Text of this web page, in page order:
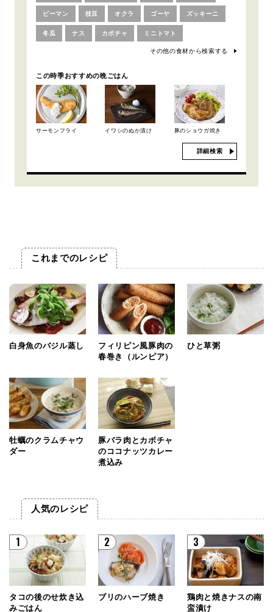
ピーマン 枝豆 オクラ ゴーヤ ズッキーニ
冬瓜 ナス カボチャ ミニトマト
その他の食材から検索する
この時季おすすめの晩ごはん
サーモンフライ イワシのぬか漬け 豚のショウガ焼き
詳細検索
これまでのレシピ
白身魚のバジル蒸し
フィリピン風豚肉の
春巻き（ルンピア）
ひと草粥
牡蠣のクラムチャウ
ダー
豚バラ肉とカボチャ
のココナッツカレー
煮込み
人気のレシピ
1
タコの後のせ炊き込
みごはん
2
ブリのハーブ焼き
3
鶏肉と焼きナスの南
蛮漬け